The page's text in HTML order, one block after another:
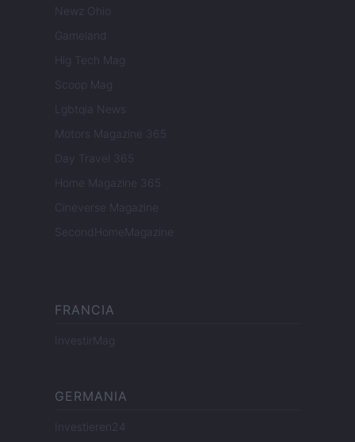
Newz Ohio
Gameland
Hig Tech Mag
Scoop Mag
Lgbtqia News
Motors Magazine 365
Day Travel 365
Home Magazine 365
Cineverse Magazine
SecondHomeMagazine
FRANCIA
InvestirMag
GERMANIA
Investieren24